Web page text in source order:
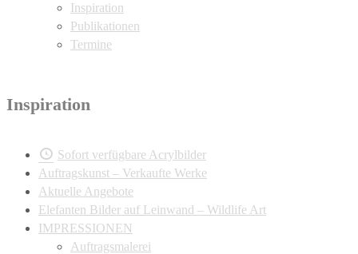
Inspiration
Publikationen
Termine
Inspiration
Sofort verfügbare Acrylbilder
Auftragskunst – Verkaufte Werke
Aktuelle Angebote
Elefanten Bilder auf Leinwand – Wildlife Art
IMPRESSIONEN
Auftragsmalerei